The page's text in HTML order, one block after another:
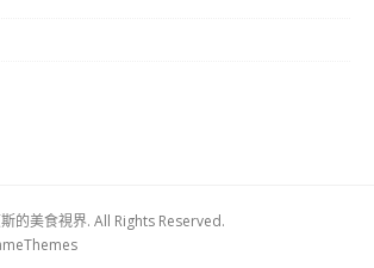
的美食視界. All Rights Reserved.